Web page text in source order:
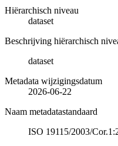
Hiërarchisch niveau
dataset
Beschrijving hiërarchisch
dataset
Metadata wijzigingsdatum
2026-06-22
Naam metadatastandaard
ISO 19115/2003/